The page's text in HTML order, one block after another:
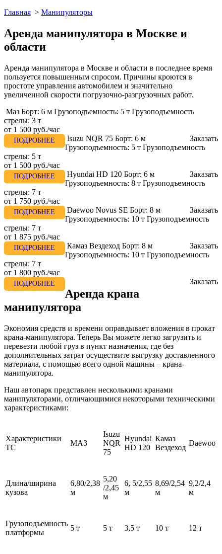
Главная > Манипуляторы
Аренда манипулятора в Москве и
области
Аренда манипулятора в Москве и области в последнее время
пользуется повышенным спросом. Причины кроются в
простоте управления автомобилем и значительно
увеличенной скорости погрузочно-разгрузочных работ.
Маз Борт: 6 м Грузоподъемность: 5 т Грузоподъемность
стрелы: 3 т
от 1 500 руб./час
ПОДРОБНЕЕ Заказать
Isuzu NQR 75 Борт: 6 м
Грузоподъемность: 5 т Грузоподъемность
стрелы: 5 т
от 1 500 руб./час
ПОДРОБНЕЕ Заказать
Hyundai HD 120 Борт: 6 м
Грузоподъемность: 8 т Грузоподъемность
стрелы: 7 т
от 1 750 руб./час
ПОДРОБНЕЕ Заказать
Daewoo Novus SE Борт: 8 м
Грузоподъемность: 10 т Грузоподъемность
стрелы: 7 т
от 1 875 руб./час
ПОДРОБНЕЕ Заказать
Камаз Вездеход Борт: 8 м
Грузоподъемность: 10 т Грузоподъемность
стрелы: 7 т
от 1 800 руб./час
ПОДРОБНЕЕ Заказать
Аренда крана
манипулятора
Экономия средств и времени оправдывает вложения в прокат
крана-манипулятора. Теперь Вы можете легко загрузить и
перевезти любой груз в пункт назначения, где без
дополнительных затрат осуществите выгрузку доставленного
материала, с помощью всего одной машины – крана-
манипулятора.
Наш автопарк представлен несколькими кранами
манипуляторами, отличающимися некоторыми техническими
характеристиками:
Характеристики
ТС
МАЗ
Isuzu
NQR
75
Hyundai
HD 120
Камаз
Вездеход
Daewoo
Длина/ширина
кузова
6,80/2,38
м
5,20
/2,45
м
6, 5/2,55
м
8,69/2,54
м
9,2/2,4
м
Грузоподъемность
платформы
5 т 5 т 3,5 т 10 т 12 т